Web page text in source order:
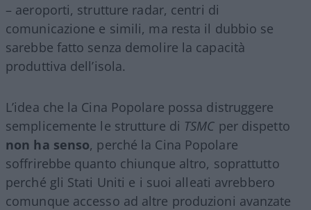
– aeroporti, strutture radar, centri di
comunicazione e simili, ma resta il dubbio se
sarebbe fatto senza demolire la capacità
produttiva dell’isola.
L’idea che la Cina Popolare possa distruggere
semplicemente le strutture di TSMC per dispetto
non ha senso, perché la Cina Popolare
soffrirebbe quanto chiunque altro, soprattutto
perché gli Stati Uniti e i suoi alleati avrebbero
comunque accesso ad altre produzioni avanzate